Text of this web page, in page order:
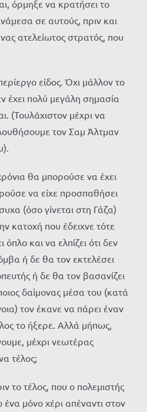
όρμηξε να κρατήσει το
σε αυτούς, πριν και
ατελείωτος στρατός, που
είδος. Όχι μάλλον το
έχει πολύ μεγάλη σημασία
(Τουλάχιστον μέχρι να
τον Σαμ Άλτμαν
θα μπορούσε να έχει
να είχε προσπαθήσει
(όσο γίνεται στη Γάζα)
κατοχή που έδειχνε τότε
και να ελπίζει ότι δεν
ή δε θα τον εκτελέσει
ή δε θα τον βασανίζει
δαίμονας μέσα του (κατά
τον έκανε να πάρει έναν
το ήξερε. Αλλά μήπως,
μέχρι νεωτέρας
τέλος;
το τέλος, που ο πολεμιστής
μόνο χέρι απέναντι στον